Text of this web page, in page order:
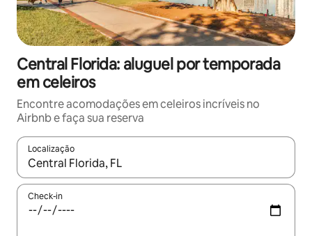
Central Florida: aluguel por temporada
em celeiros
Encontre acomodações em celeiros incríveis no
Airbnb e faça sua reserva
Localização
Quando os resultados estiverem disponíveis, explore-os
Check-in